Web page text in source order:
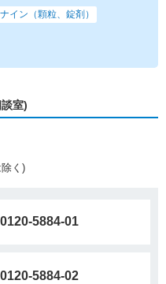
イン（顆粒、錠剤）
室)
く)
0120-5884-01
0120-5884-02